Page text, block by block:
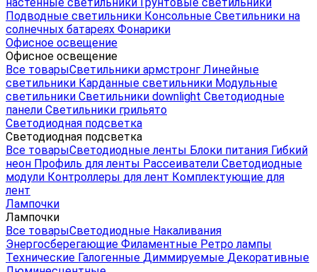
Подводные светильники Консольные Светильники на
солнечных батареях Фонарики
Офисное освещение
Офисное освещение
Все товарыСветильники армстронг Линейные
светильники Карданные светильники Модульные
светильники Светильники downlight Светодиодные
панели Светильники грильято
Светодиодная подсветка
Светодиодная подсветка
Все товарыСветодиодные ленты Блоки питания Гибкий
неон Профиль для ленты Рассеиватели Светодиодные
модули Контроллеры для лент Комплектующие для
лент
Лампочки
Лампочки
Все товарыСветодиодные Накаливания
Энергосберегающие Филаментные Ретро лампы
Технические Галогенные Диммируемые Декоративные